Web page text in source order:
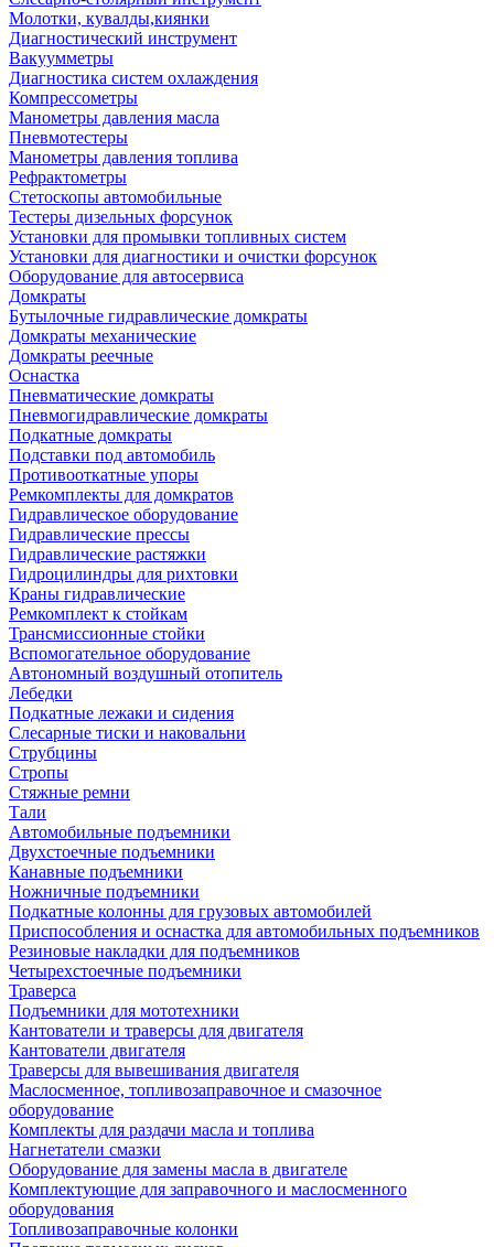
Молотки, кувалды,киянки
Диагностический инструмент
Вакуумметры
Диагностика систем охлаждения
Компрессометры
Манометры давления масла
Пневмотестеры
Манометры давления топлива
Рефрактометры
Стетоскопы автомобильные
Тестеры дизельных форсунок
Установки для промывки топливных систем
Установки для диагностики и очистки форсунок
Оборудование для автосервиса
Домкраты
Бутылочные гидравлические домкраты
Домкраты механические
Домкраты реечные
Оснастка
Пневматические домкраты
Пневмогидравлические домкраты
Подкатные домкраты
Подставки под автомобиль
Противооткатные упоры
Ремкомплекты для домкратов
Гидравлическое оборудование
Гидравлические прессы
Гидравлические растяжки
Гидроцилиндры для рихтовки
Краны гидравлические
Ремкомплект к стойкам
Трансмиссионные стойки
Вспомогательное оборудование
Автономный воздушный отопитель
Лебедки
Подкатные лежаки и сидения
Слесарные тиски и наковальни
Струбцины
Стропы
Стяжные ремни
Тали
Автомобильные подъемники
Двухстоечные подъемники
Канавные подъемники
Ножничные подъемники
Подкатные колонны для грузовых автомобилей
Приспособления и оснастка для автомобильных подъемников
Резиновые накладки для подъемников
Четырехстоечные подъемники
Траверса
Подъемники для мототехники
Кантователи и траверсы для двигателя
Кантователи двигателя
Траверсы для вывешивания двигателя
Маслосменное, топливозаправочное и смазочное
оборудование
Комплекты для раздачи масла и топлива
Нагнетатели смазки
Оборудование для замены масла в двигателе
Комплектующие для заправочного и маслосменного
оборудования
Топливозаправочные колонки